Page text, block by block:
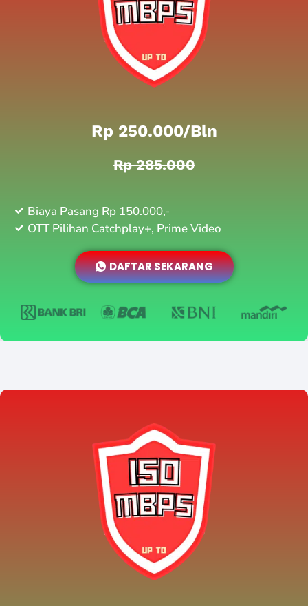
Rp 250.000/bln
Rp 285.000
Biaya Pasang Rp 150.000,-
OTT Pilihan Catchplay+, Prime Video
DAFTAR SEKARANG